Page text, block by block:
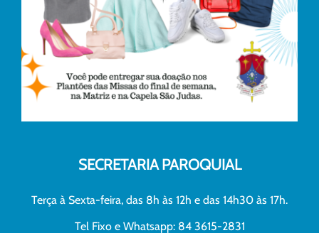
SECRETARIA PAROQUIAL
Terça à Sexta-feira, das 8h às 12h e das 14h30 às 17h.
Tel Fixo e Whatsapp: 84 3615-2831